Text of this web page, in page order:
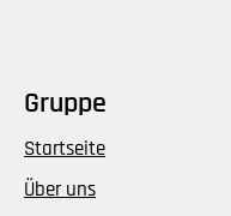
Gruppe
Startseite
Über uns